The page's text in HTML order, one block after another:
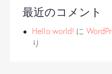
最近のコメント
Hello world! に
り